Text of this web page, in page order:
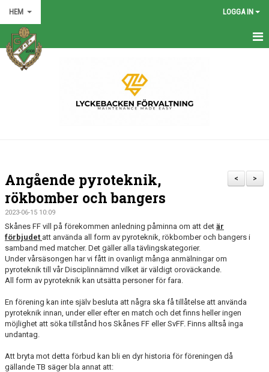
HEM LOGGA IN
HEM
KALENDER
BILDGALLERI
MATCHER
VÅRA LAG
KLÄDKOLLEKTION
>
<
Angående pyroteknik,
rökbomber och bangers
2023-06-15 10:09
Skånes FF vill på förekommen anledning påminna om att det är
förbjudet att använda all form av pyroteknik, rökbomber och bangers i
samband med matcher. Det gäller alla tävlingskategorier.
Under vårsäsongen har vi fått in ovanligt många anmälningar om
pyroteknik till vår Disciplinnämnd vilket är väldigt oroväckande.
All form av pyroteknik kan utsätta personer för fara.
En förening kan inte själv besluta att några ska få tillåtelse att använda
pyroteknik innan, under eller efter en match och det finns heller ingen
möjlighet att söka tillstånd hos Skånes FF eller SvFF. Finns alltså inga
undantag.
Att bryta mot detta förbud kan bli en dyr historia för föreningen då
gällande TB säger bla annat att: